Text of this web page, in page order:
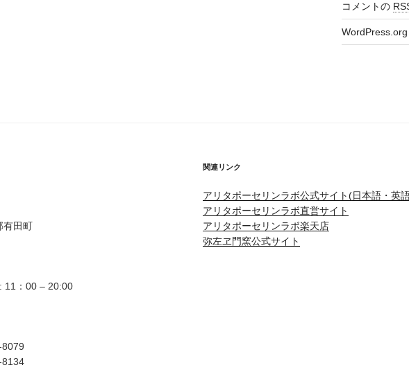
コメントの
WordPress.org
有田町
11：00 – 20:00
8134
関連リンク
アリタポーセリンラボ公式サイト(日本語・英
アリタポーセリンラボ直営サイト
アリタポーセリンラボ楽天店
弥左ヱ門窯公式サイト